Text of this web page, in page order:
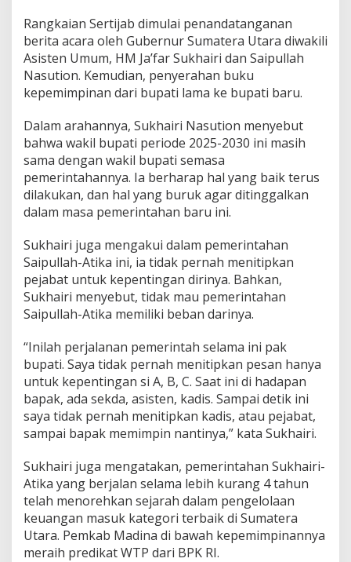
Rangkaian Sertijab dimulai penandatanganan
berita acara oleh Gubernur Sumatera Utara diwakili
Asisten Umum, HM Ja’far Sukhairi dan Saipullah
Nasution. Kemudian, penyerahan buku
kepemimpinan dari bupati lama ke bupati baru.
Dalam arahannya, Sukhairi Nasution menyebut
bahwa wakil bupati periode 2025-2030 ini masih
sama dengan wakil bupati semasa
pemerintahannya. Ia berharap hal yang baik terus
dilakukan, dan hal yang buruk agar ditinggalkan
dalam masa pemerintahan baru ini.
Sukhairi juga mengakui dalam pemerintahan
Saipullah-Atika ini, ia tidak pernah menitipkan
pejabat untuk kepentingan dirinya. Bahkan,
Sukhairi menyebut, tidak mau pemerintahan
Saipullah-Atika memiliki beban darinya.
“Inilah perjalanan pemerintah selama ini pak
bupati. Saya tidak pernah menitipkan pesan hanya
untuk kepentingan si A, B, C. Saat ini di hadapan
bapak, ada sekda, asisten, kadis. Sampai detik ini
saya tidak pernah menitipkan kadis, atau pejabat,
sampai bapak memimpin nantinya,” kata Sukhairi.
Sukhairi juga mengatakan, pemerintahan Sukhairi-
Atika yang berjalan selama lebih kurang 4 tahun
telah menorehkan sejarah dalam pengelolaan
keuangan masuk kategori terbaik di Sumatera
Utara. Pemkab Madina di bawah kepemimpinannya
meraih predikat WTP dari BPK RI.